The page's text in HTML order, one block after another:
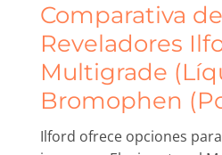
Comparativa de
Reveladores
Multigrade
Bromophen
Ilford ofrece opciones